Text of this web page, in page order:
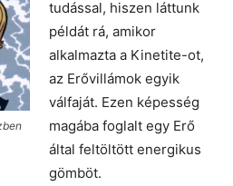
tudással, hiszen láttunk
példát rá, amikor
alkalmazta a Kinetite-ot,
az Erővillámok egyik
válfaját. Ezen képesség
magába foglalt egy Erő
által feltöltött energikus
gömböt.